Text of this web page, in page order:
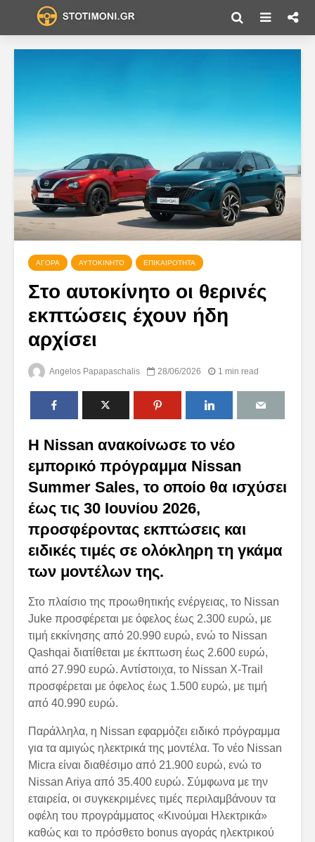
ΑΓΟΡΆ ΑΥΤΟΚΊΝΗΤΟ ΕΠΙΚΑΙΡΌΤΗΤΑ
Στο αυτοκίνητο οι θερινές
εκπτώσεις έχουν ήδη
αρχίσει
Angelos Papapaschalis 28/06/2026 1 min read
Η Nissan ανακοίνωσε το νέο
εμπορικό πρόγραμμα Nissan
Summer Sales, το οποίο θα ισχύσει
έως τις 30 Ιουνίου 2026,
προσφέροντας εκπτώσεις και
ειδικές τιμές σε ολόκληρη τη γκάμα
των μοντέλων της.
Στο πλαίσιο της προωθητικής ενέργειας, το Nissan
Juke προσφέρεται με όφελος έως 2.300 ευρώ, με
τιμή εκκίνησης από 20.990 ευρώ, ενώ το Nissan
Qashqai διατίθεται με έκπτωση έως 2.600 ευρώ,
από 27.990 ευρώ. Αντίστοιχα, το Nissan X-Trail
προσφέρεται με όφελος έως 1.500 ευρώ, με τιμή
από 40.990 ευρώ.
Παράλληλα, η Nissan εφαρμόζει ειδικό πρόγραμμα
για τα αμιγώς ηλεκτρικά της μοντέλα. Το νέο Nissan
Micra είναι διαθέσιμο από 21.900 ευρώ, ενώ το
Nissan Ariya από 35.400 ευρώ. Σύμφωνα με την
εταιρεία, οι συγκεκριμένες τιμές περιλαμβάνουν τα
οφέλη του προγράμματος «Κινούμαι Ηλεκτρικά»
καθώς και το πρόσθετο bonus αγοράς ηλεκτρικού